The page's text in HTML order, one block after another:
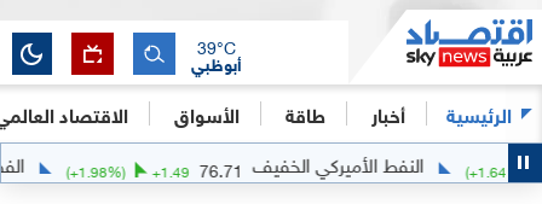
الرئيسية أخبار طاقة الأسواق الاقتصاد
أبوظبي
39°C
(+ النفط الأميركي الخفيف 76.71
+1.49
( +1.98%) الفضة